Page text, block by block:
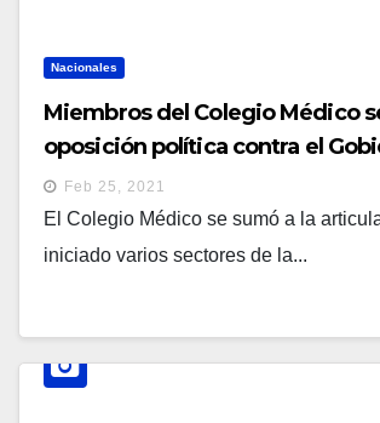
Nacionales
Miembros del Colegio Médico
oposición política contra el
Nuevas Ideas
Feb 25, 2021
El Colegio Médico se sumó a la
iniciado varios sectores de la...